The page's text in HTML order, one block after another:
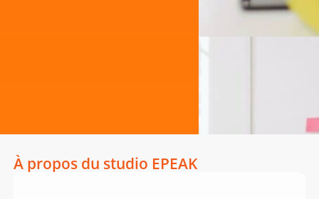
À propos du studio EPEAK